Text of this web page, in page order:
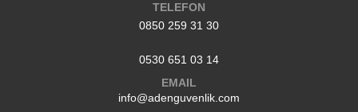
TELEFON
0850 259 31 30
0530 651 03 14
EMAIL
info@adenguvenlik.com